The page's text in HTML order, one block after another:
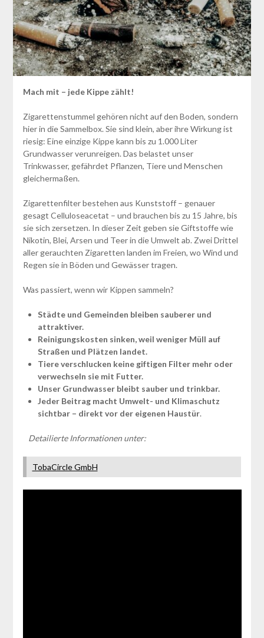
Mach mit – jede Kippe zählt!
Zigarettenstummel gehören nicht auf den Boden, sondern
hier in die Sammelbox. Sie sind klein, aber ihre Wirkung ist
riesig: Eine einzige Kippe kann bis zu 1.000 Liter
Grundwasser verunreigen. Das belastet unser
Trinkwasser, gefährdet Pflanzen, Tiere und Menschen
gleichermaßen.
Zigarettenfilter bestehen aus Kunststoff – genauer
gesagt Celluloseacetat – und brauchen bis zu 15 Jahre, bis
sie sich zersetzen. In dieser Zeit geben sie Giftstoffe wie
Nikotin, Blei, Arsen und Teer in die Umwelt ab. Zwei Drittel
aller gerauchten Zigaretten landen im Freien, wo Wind und
Regen sie in Böden und Gewässer tragen.
Was passiert, wenn wir Kippen sammeln?
Städte und Gemeinden bleiben sauberer und
attraktiver.
Reinigungskosten sinken, weil weniger Müll auf
Straßen und Plätzen landet.
Tiere verschlucken keine giftigen Filter mehr oder
verwechseln sie mit Futter.
Unser Grundwasser bleibt sauber und trinkbar.
Jeder Beitrag macht Umwelt- und Klimaschutz
sichtbar – direkt vor der eigenen Haustür.
Detailierte Informationen unter:
TobaCircle GmbH